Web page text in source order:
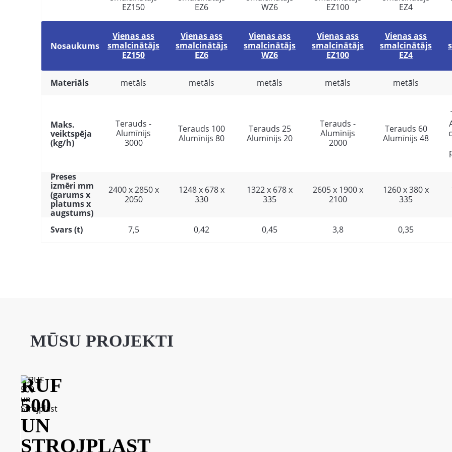
Nosaukums
Vienas ass
smalcinātājs
EZ150
Vienas ass
smalcinātājs
EZ6
Vienas ass
smalcinātājs
WZ6
Vienas ass
smalcinātājs
EZ100
Vienas ass
smalcinātājs
EZ4
Materiāls metāls metāls metāls metāls metāls
Мaks.
veiktspēja
(kg/h)
Terauds -
Alumīnijs
3000
Terauds 100
Alumīnijs 80
Terauds 25
Alumīnijs 20
Terauds -
Alumīnijs
2000
Terauds 60
Alumīnijs 48
Preses
izmēri mm
(garums х
platums х
augstums)
2400 х 2850 х
2050
1248 x 678 x
330
1322 х 678 х
335
2605 х 1900 х
2100
1260 х 380 х
335
Svars (t) 7,5 0,42 0,45 3,8 0,35
MŪSU PROJEKTI
RUF
500
UN
STROJPLAST
gada
RMP